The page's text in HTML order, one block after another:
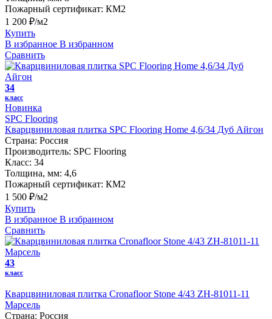
Пожарный сертификат: КМ2
1 200 ₽/м2
Купить
В избранное В избранном
Сравнить
34
класс
Новинка
SPC Flooring
Кварцвиниловая плитка SPC Flooring Home 4,6/34 Дуб Айгон
Страна: Россия
Производитель: SPC Flooring
Класс: 34
Толщина, мм: 4,6
Пожарный сертификат: КМ2
1 500 ₽/м2
Купить
В избранное В избранном
Сравнить
43
класс
Кварцвиниловая плитка Cronafloor Stone 4/43 ZH-81011-11
Марсель
Страна: Россия